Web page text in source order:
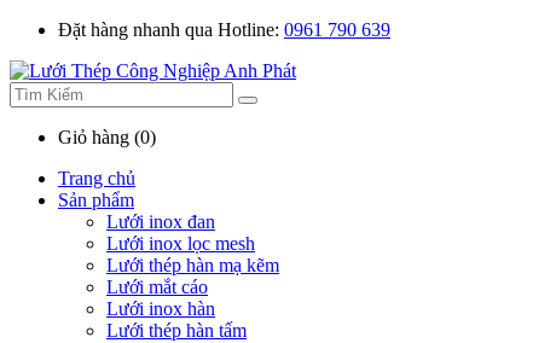
Đặt hàng nhanh qua Hotline: 0961 790 639
Giỏ hàng (0)
Trang chủ
Sản phẩm
Lưới inox đan
Lưới inox lọc mesh
Lưới thép hàn mạ kẽm
Lưới mắt cáo
Lưới inox hàn
Lưới thép hàn tấm